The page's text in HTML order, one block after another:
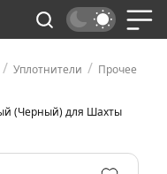
/ Уплотнители / Прочее
(Черный) для Шахты